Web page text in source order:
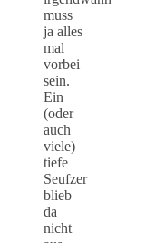
muss
ja alles
mal
vorbei
sein.
Ein
(oder
auch
viele)
tiefe
Seufzer
blieb
da
nicht